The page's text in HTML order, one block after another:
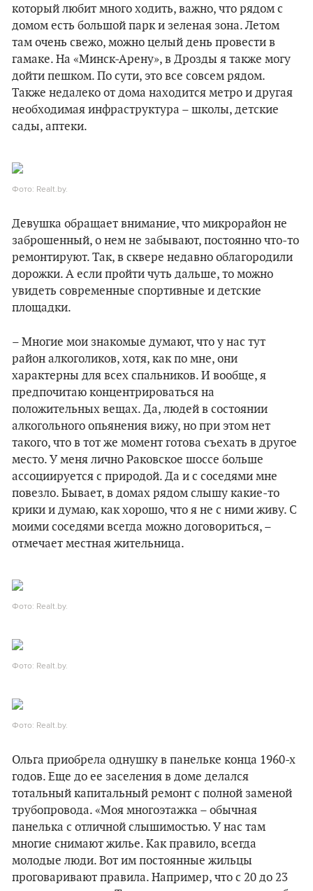
который любит много ходить, важно, что рядом с
домом есть большой парк и зеленая зона. Летом
там очень свежо, можно целый день провести в
гамаке. На «Минск-Арену», в Дрозды я также могу
дойти пешком. По сути, это все совсем рядом.
Также недалеко от дома находится метро и другая
необходимая инфраструктура – школы, детские
сады, аптеки.
Фото: Realt.by.
Девушка обращает внимание, что микрорайон не
заброшенный, о нем не забывают, постоянно что-то
ремонтируют. Так, в сквере недавно облагородили
дорожки. А если пройти чуть дальше, то можно
увидеть современные спортивные и детские
площадки.
– Многие мои знакомые думают, что у нас тут
район алкоголиков, хотя, как по мне, они
характерны для всех спальников. И вообще, я
предпочитаю концентрироваться на
положительных вещах. Да, людей в состоянии
алкогольного опьянения вижу, но при этом нет
такого, что в тот же момент готова съехать в другое
место. У меня лично Раковское шоссе больше
ассоциируется с природой. Да и с соседями мне
повезло. Бывает, в домах рядом слышу какие-то
крики и думаю, как хорошо, что я не с ними живу. С
моими соседями всегда можно договориться, –
отмечает местная жительница.
Фото: Realt.by.
Фото: Realt.by.
Фото: Realt.by.
Ольга приобрела однушку в панельке конца 1960-х
годов. Еще до ее заселения в доме делался
тотальный капитальный ремонт с полной заменой
трубопровода. «Моя многоэтажка – обычная
панелька с отличной слышимостью. У нас там
многие снимают жилье. Как правило, всегда
молодые люди. Вот им постоянные жильцы
проговаривают правила. Например, что с 20 до 23